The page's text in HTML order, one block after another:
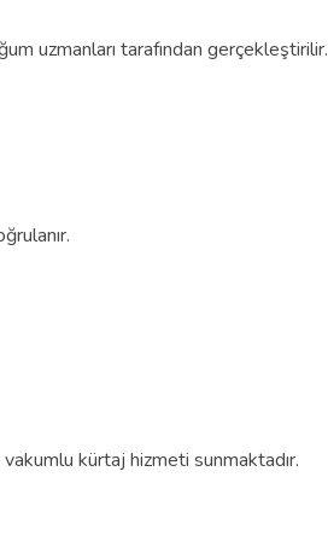
uzmanları tarafından gerçekleştirilir.
kürtaj hizmeti sunmaktadır.